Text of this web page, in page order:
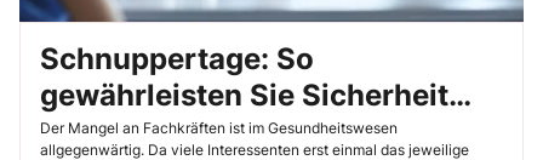
Schnuppertage: So
gewährleisten Sie Sicherheit
und Gesundheit
Der Mangel an Fachkräften ist im Gesundheitswesen
allgegenwärtig. Da viele Interessenten erst einmal das jeweilige